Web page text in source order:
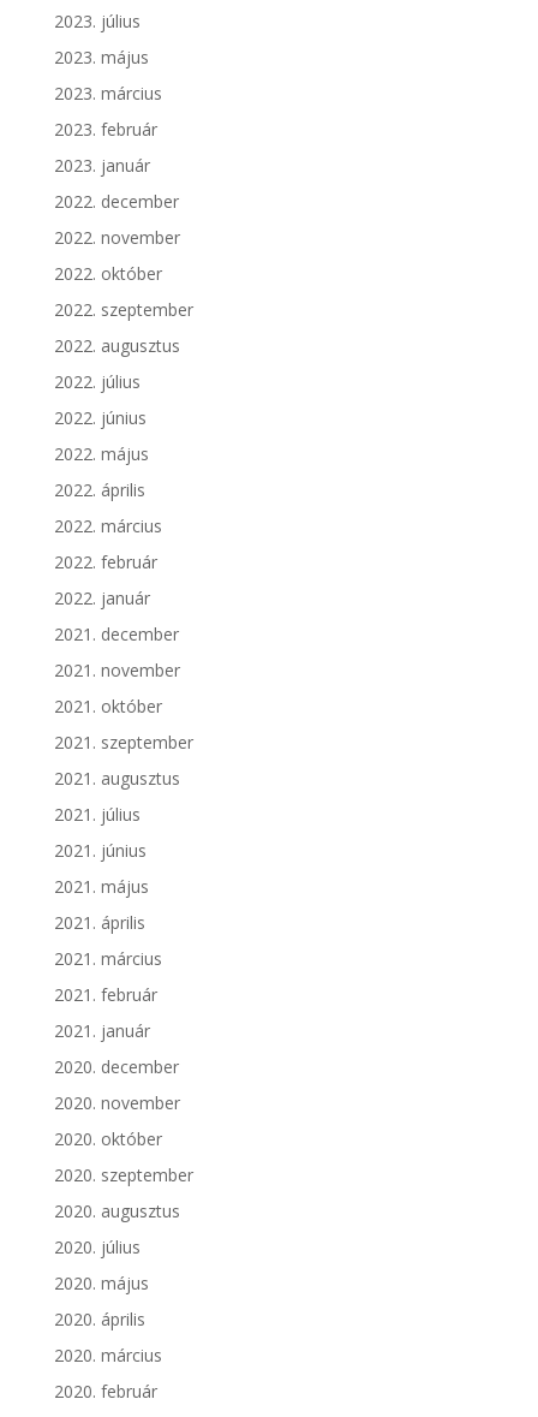
2023. július
2023. május
2023. március
2023. február
2023. január
2022. december
2022. november
2022. október
2022. szeptember
2022. augusztus
2022. július
2022. június
2022. május
2022. április
2022. március
2022. február
2022. január
2021. december
2021. november
2021. október
2021. szeptember
2021. augusztus
2021. július
2021. június
2021. május
2021. április
2021. március
2021. február
2021. január
2020. december
2020. november
2020. október
2020. szeptember
2020. augusztus
2020. július
2020. május
2020. április
2020. március
2020. február